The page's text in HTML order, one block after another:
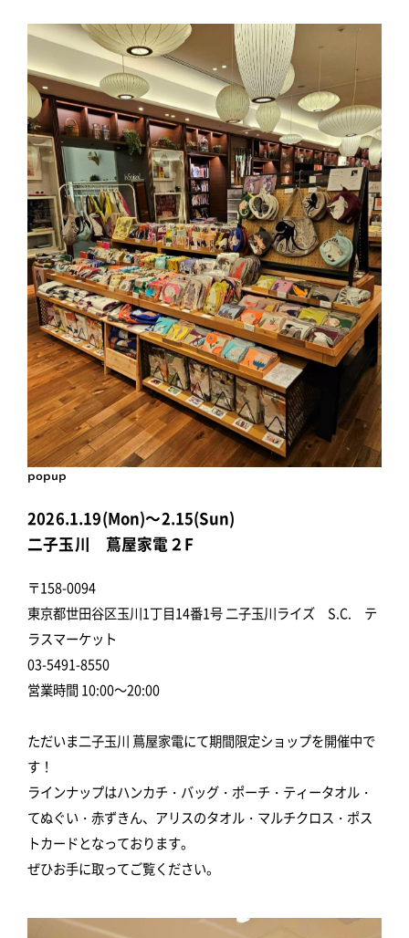
popup
2026.1.19(Mon)～2.15(Sun)
二子玉川 蔦屋家電２F
〒158-0094
東京都世田谷区玉川1丁目14番1号 二子玉川ライズ S.C. テ
ラスマーケット
03-5491-8550
営業時間 10:00～20:00
ただいま二子玉川 蔦屋家電にて期間限定ショップを開催中で
す！
ラインナップはハンカチ・バッグ・ポーチ・ティータオル・
てぬぐい・赤ずきん、アリスのタオル・マルチクロス・ポス
トカードとなっております。
ぜひお手に取ってご覧ください。